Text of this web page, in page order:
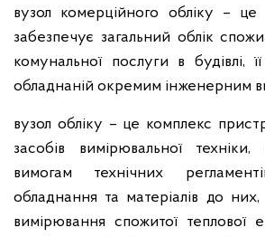
вузол комерційного обліку – це
забезпечує загальний облік
комунальної послуги в будівлі, її
обладнаній окремим інженерним
вузол обліку – це комплекс
засобів вимірювальної
вимогам технічних
обладнання та матеріалів до
вимірювання спожитої теплової